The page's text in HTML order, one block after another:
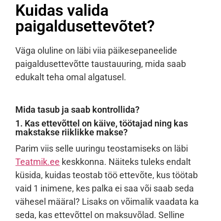
Kuidas valida
paigaldusettevõtet?
Väga oluline on läbi viia päikesepaneelide
paigaldusettevõtte taustauuring, mida saab
edukalt teha omal algatusel.
Mida tasub ja saab kontrollida?
1. Kas ettevõttel on käive, töötajad ning kas
makstakse riiklikke makse?
Parim viis selle uuringu teostamiseks on läbi
Teatmik.ee keskkonna. Näiteks tuleks endalt
küsida, kuidas teostab töö ettevõte, kus töötab
vaid 1 inimene, kes palka ei saa või saab seda
vähesel määral? Lisaks on võimalik vaadata ka
seda, kas ettevõttel on maksuvõlad. Selline